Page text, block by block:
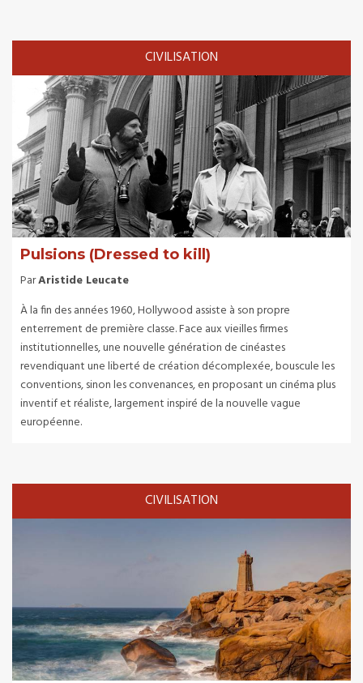
CIVILISATION
Pulsions (Dressed to kill)
ParAristide Leucate
À la fin des années 1960, Hollywood assiste à son propre
enterrement de première classe. Face aux vieilles firmes
institutionnelles, une nouvelle génération de cinéastes
revendiquant une liberté de création décomplexée, bouscule les
conventions, sinon les convenances, en proposant un cinéma plus
inventif et réaliste, largement inspiré de la nouvelle vague
européenne.
CIVILISATION